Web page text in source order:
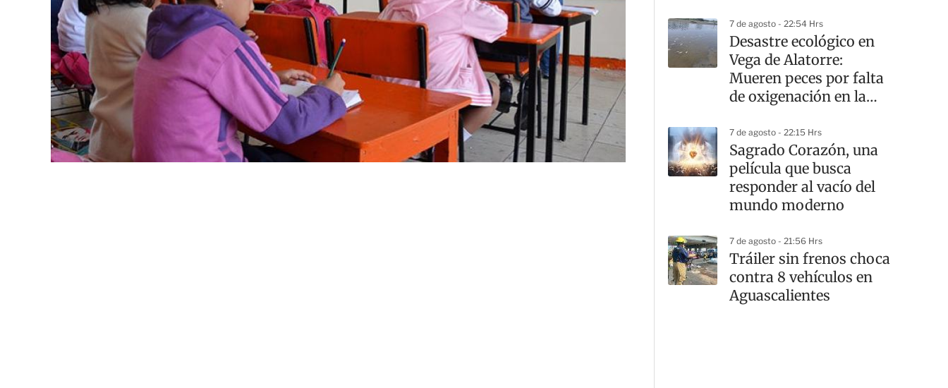
7 de agosto - 22:54 Hrs
Desastre ecológico en
Vega de Alatorre:
Mueren peces por falta
de oxigenación en la
7 de agosto - 22:15 Hrs
Sagrado Corazón, una
película que busca
responder al vacío del
mundo moderno
7 de agosto - 21:56 Hrs
Tráiler sin frenos choca
contra 8 vehículos en
Aguascalientes